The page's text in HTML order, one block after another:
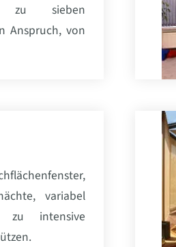
zu sieben
Anspruch, von
variabel
zu intensive